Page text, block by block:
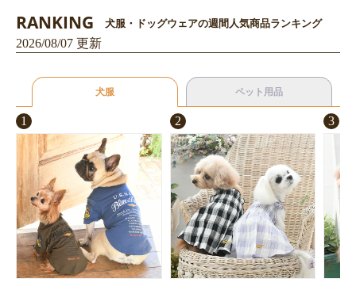
RANKING 犬服・ドッグウェアの週間人気商品ランキング
2026/08/07 更新
犬服 ペット用品
1 2 3